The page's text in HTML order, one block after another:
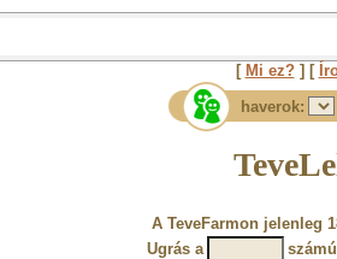
[ Mi ez?] [
haverok:
A TeveFarmon jelenleg
Ugrás a